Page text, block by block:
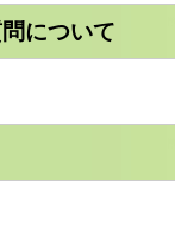
について